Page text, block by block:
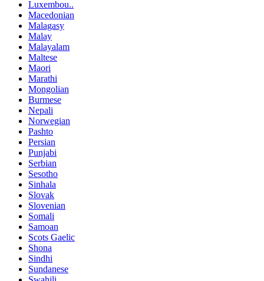
Luxembou..
Macedonian
Malagasy
Malay
Malayalam
Maltese
Maori
Marathi
Mongolian
Burmese
Nepali
Norwegian
Pashto
Persian
Punjabi
Serbian
Sesotho
Sinhala
Slovak
Slovenian
Somali
Samoan
Scots Gaelic
Shona
Sindhi
Sundanese